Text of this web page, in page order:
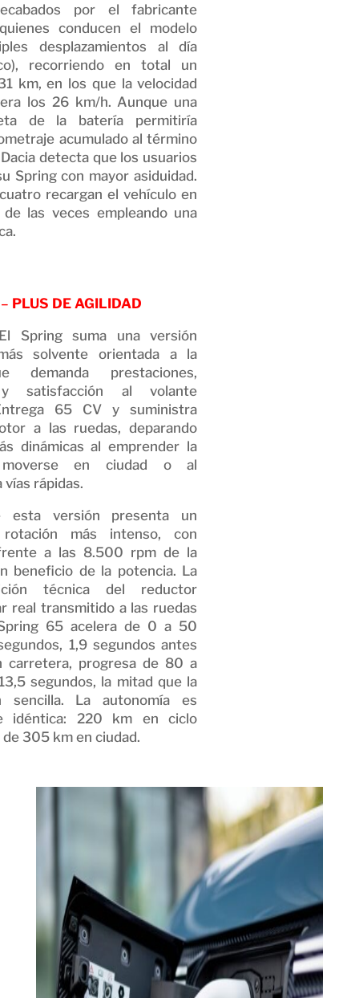
por el fabricante
conducen el modelo
desplazamientos al día
recorriendo en total un
km, en los que la velocidad
los 26 km/h. Aunque una
de la batería permitiría
acumulado al término
detecta que los usuarios
Spring con mayor asiduidad.
recargan el vehículo en
las veces empleando una
PLUS DE AGILIDAD
Spring suma una versión
solvente orientada a la
demanda prestaciones,
y satisfacción al volante
65 CV y suministra
a las ruedas, deparando
dinámicas al emprender la
en ciudad o al
rápidas.
versión presenta un
más intenso, con
a las 8.500 rpm de la
beneficio de la potencia. La
técnica del reductor
real transmitido a las ruedas
65 acelera de 0 a 50
1,9 segundos antes
carretera, progresa de 80 a
segundos, la mitad que la
sencilla. La autonomía es
idéntica: 220 km en ciclo
305 km en ciudad.